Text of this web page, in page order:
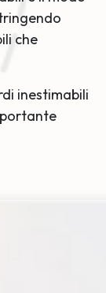
che
inestimabili